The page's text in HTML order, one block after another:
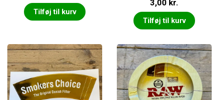
Tilføj til kurv
3,00 kr.
Tilføj til kurv